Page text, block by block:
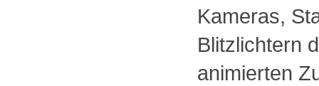
Kameras,
Blitzlichtern
animierten